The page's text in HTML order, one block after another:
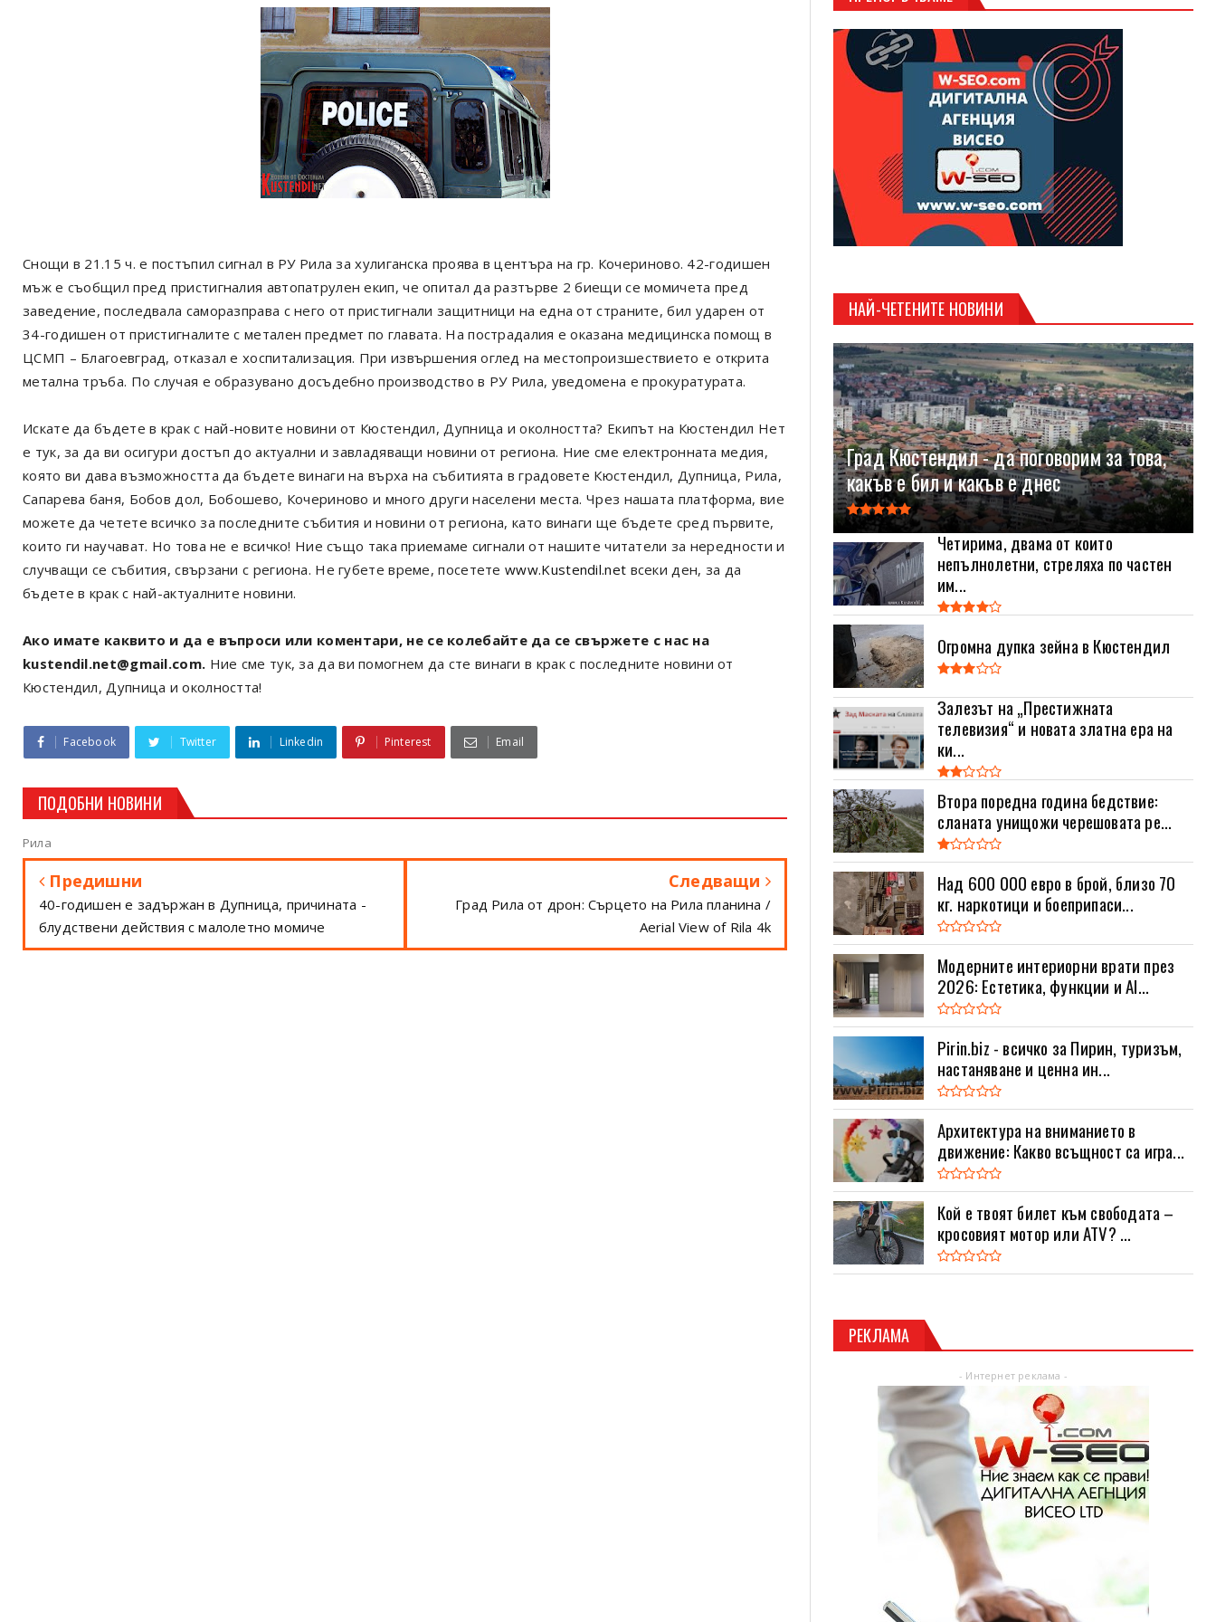
Снощи в 21.15 ч. е постъпил сигнал в РУ Рила за хулиганска проява в центъра на гр. Кочериново. 42-годишен
мъж е съобщил пред пристигналия автопатрулен екип, че опитал да разтърве 2 биещи се момичета пред
заведение, последвала саморазправа с него от пристигнали защитници на една от страните, бил ударен от
34-годишен от пристигналите с метален предмет по главата. На пострадалия е оказана медицинска помощ в
ЦСМП – Благоевград, отказал е хоспитализация. При извършения оглед на местопроизшествието е открита
метална тръба. По случая е образувано досъдебно производство в РУ Рила, уведомена е прокуратурата.
Искате да бъдете в крак с най-новите новини от Кюстендил, Дупница и околността? Екипът на Кюстендил Нет
е тук, за да ви осигури достъп до актуални и завладяващи новини от региона. Ние сме електронната медия,
която ви дава възможността да бъдете винаги на върха на събитията в градовете Кюстендил, Дупница, Рила,
Сапарева баня, Бобов дол, Бобошево, Кочериново и много други населени места. Чрез нашата платформа, вие
можете да четете всичко за последните събития и новини от региона, като винаги ще бъдете сред първите,
които ги научават. Но това не е всичко! Ние също така приемаме сигнали от нашите читатели за нередности и
случващи се събития, свързани с региона. Не губете време, посететеwww.Kustendil.net всеки ден, за да
бъдете в крак с най-актуалните новини.
Ако имате каквито и да е въпроси или коментари, не се колебайте да се свържете с нас на
kustendil.net@gmail.com. Ние сме тук, за да ви помогнем да сте винаги в крак с последните новини от
Кюстендил, Дупница и околността!
Facebook Twitter Linkedin Pinterest Email
ПОДОБНИ НОВИНИ
Рила
Предишни
40-годишен е задържан в Дупница, причината -
блудствени действия с малолетно момиче
Следващи
Град Рила от дрон: Сърцето на Рила планина /
Aerial View of Rila 4k
НАЙ-ЧЕТЕНИТЕ НОВИНИ
Град Кюстендил - да поговорим за това,
какъв е бил и какъв е днес
Четирима, двама от които
непълнолетни, стреляха по частен
им...
Огромна дупка зейна в Кюстендил
Залезът на „Престижната
телевизия“ и новата златна ера на
ки...
Втора поредна година бедствие:
сланата унищожи черешовата ре...
Над 600 000 евро в брой, близо 70
кг. наркотици и боеприпаси...
Модерните интериорни врати през
2026: Естетика, функции и AI...
Pirin.biz - всичко за Пирин, туризъм,
настаняване и ценна ин...
Архитектура на вниманието в
движение: Какво всъщност са игра...
Кой е твоят билет към свободата –
кросовият мотор или ATV? ...
РЕКЛАМА
- Интернет реклама -